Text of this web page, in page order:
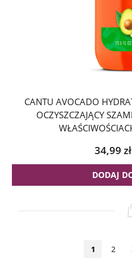
CANTU AVOCADO
OCZYSZCZAJĄCY
34,99 zł
DODAJ
1 2